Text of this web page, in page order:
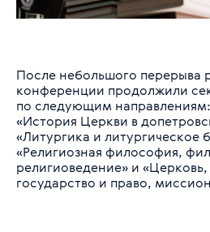
После небольшого перерыва
конференции продолжили
по следующим
«История Церкви в
«Литургика и литургическое
«Религиозная философия,
религиоведение» и
государство и право,